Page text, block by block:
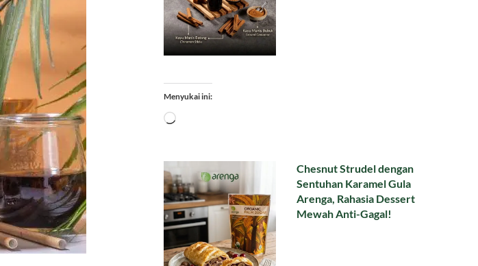
Menyukai ini:
Memuat...
Chesnut Strudel dengan
Sentuhan Karamel Gula
Arenga, Rahasia Dessert
Mewah Anti-Gagal!